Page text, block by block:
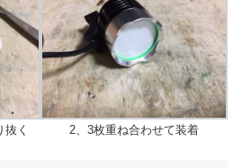
く 2、3枚重ね合わせて装着